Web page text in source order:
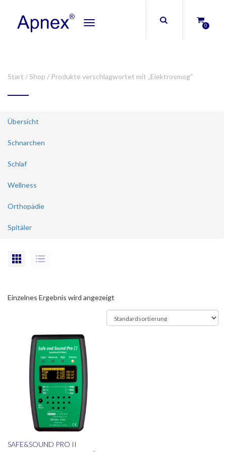
Toggle
0
Start /Shop / Produkte verschlagwortet mit „Elektrosmog“
Übersicht
Schnarchen
Schlaf
Wellness
Orthopädie
Spitäler
Einzelnes Ergebnis wird angezeigt
SAFE&SOUND PRO II